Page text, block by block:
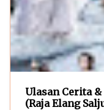
Ulasan Cerita
(Raja Elang